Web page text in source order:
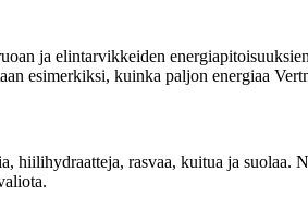
ja elintarvikkeiden
esimerkiksi, kuinka paljon energiaa
hiilihydraatteja, rasvaa, kuitua ja